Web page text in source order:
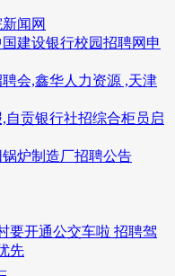
闻网
建设银行校园招聘网申
会,鑫华人力资源 ,天津
自贡银行社招综合柜员启
炉制造厂招聘公告
要开通公交车啦 招聘驾
先